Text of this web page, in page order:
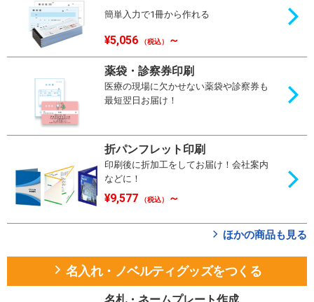
簡単入力で1冊から作れる
¥5,056 （税込） ～
薬袋・診察券印刷
医療の現場に欠かせない薬袋や診察券も
最短翌日お届け！
折パンフレット印刷
印刷後に折加工をしてお届け！会社案内
などに！
¥9,577 （税込） ～
ほかの商品も見る
名入れ・ノベルティグッズをつくる